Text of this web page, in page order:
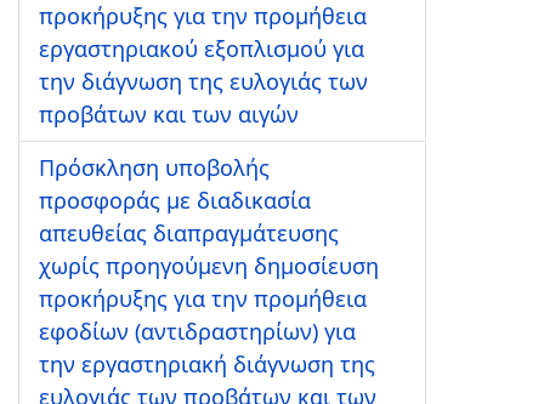
προκήρυξης για την προμήθεια
εργαστηριακού εξοπλισμού για
την διάγνωση της ευλογιάς των
προβάτων και των αιγών
Πρόσκληση υποβολής
προσφοράς με διαδικασία
απευθείας διαπραγμάτευσης
χωρίς προηγούμενη δημοσίευση
προκήρυξης για την προμήθεια
εφοδίων (αντιδραστηρίων) για
την εργαστηριακή διάγνωση της
ευλογιάς των προβάτων και των